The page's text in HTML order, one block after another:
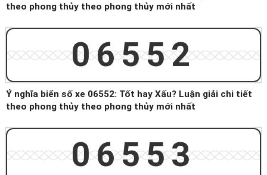
theo phong thủy theo phong thủy mới nhất
06552
Ý nghĩa biển số xe 06552: Tốt hay Xấu? Luận giải chi tiết
theo phong thủy theo phong thủy mới nhất
06553